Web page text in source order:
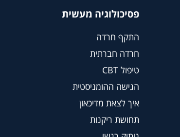
פסיכולוגיה מעשית
התקף חרדה
חרדה חברתית
טיפול CBT
הגישה ההומניסטית
איך לצאת מדיכאון
תחושת ריקנות